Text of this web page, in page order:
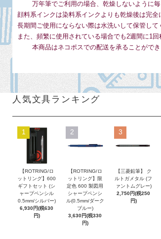
万年筆でご利用の場合、乾燥しないように
顔料系インクは染料系インクよりも乾燥後は完全
長期間ご使用にならない際は水洗いして保管して
また、頻繁に使用されている場合でも2週間に1回
本商品はネコポスでの配送を承ることができ
人気文具ランキング
1
【ROTRING/ロ
ットリング】600
ギフトセット (シ
ャープペンシル
0.5mm/シルバー)
6,930円(税630
円)
2
【ROTRING/ロ
ットリング】限
定色 600 製図用
シャープペンシ
ル(0.5mm/ダーク
ブルー)
3,630円(税330
円)
3
【三菱鉛筆】 ク
ルトガメタル (フ
ァントムグレー)
2,750円(税250
円)